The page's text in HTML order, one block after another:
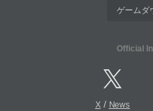
ゲームダ
Official
X/ News